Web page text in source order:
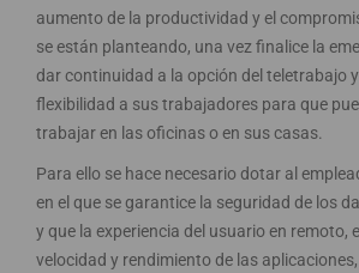
aumento de la productividad y el
se están planteando, una vez finalice la
dar continuidad a la opción del teletrabajo
flexibilidad a sus trabajadores para que
trabajar en las oficinas o en sus casas.
Para ello se hace necesario dotar al
en el que se garantice la seguridad de los
y que la experiencia del usuario en remoto,
velocidad y rendimiento de las